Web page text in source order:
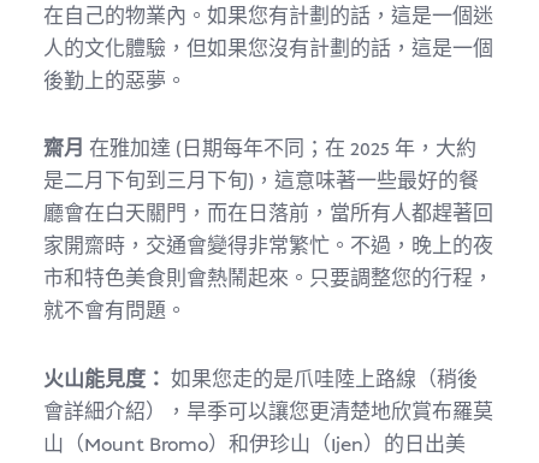
在自己的物業內。如果您有計劃的話，這是一個迷
人的文化體驗，但如果您沒有計劃的話，這是一個
後勤上的惡夢。
齋月 在雅加達 (日期每年不同；在 2025 年，大約
是二月下旬到三月下旬)，這意味著一些最好的餐
廳會在白天關門，而在日落前，當所有人都趕著回
家開齋時，交通會變得非常繁忙。不過，晚上的夜
市和特色美食則會熱鬧起來。只要調整您的行程，
就不會有問題。
火山能見度： 如果您走的是爪哇陸上路線（稍後
會詳細介紹），旱季可以讓您更清楚地欣賞布羅莫
山（Mount Bromo）和伊珍山（Ijen）的日出美